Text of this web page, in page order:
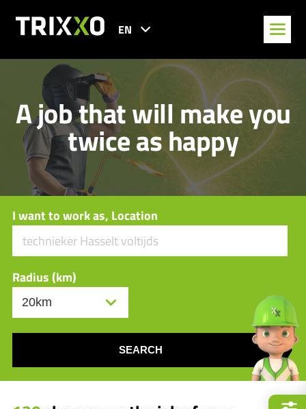
EN
A job that will make you
twice as happy
I want to work as, Location
Radius (km)
SEARCH